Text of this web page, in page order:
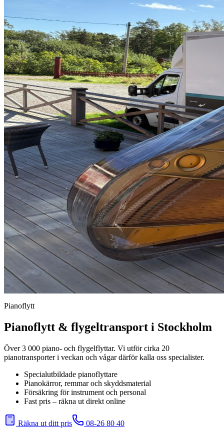
Pianoflytt
Pianoflytt & flygeltransport i Stockholm
Över 3 000 piano- och flygelflyttar. Vi utför cirka 20
pianotransporter i veckan och vågar därför kalla oss specialister.
Specialutbildade pianoflyttare
Pianokärror, remmar och skyddsmaterial
Försäkring för instrument och personal
Fast pris – räkna ut direkt online
Räkna ut ditt pris 08-26 80 40